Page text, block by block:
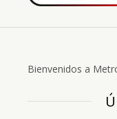
Bienvenidos a